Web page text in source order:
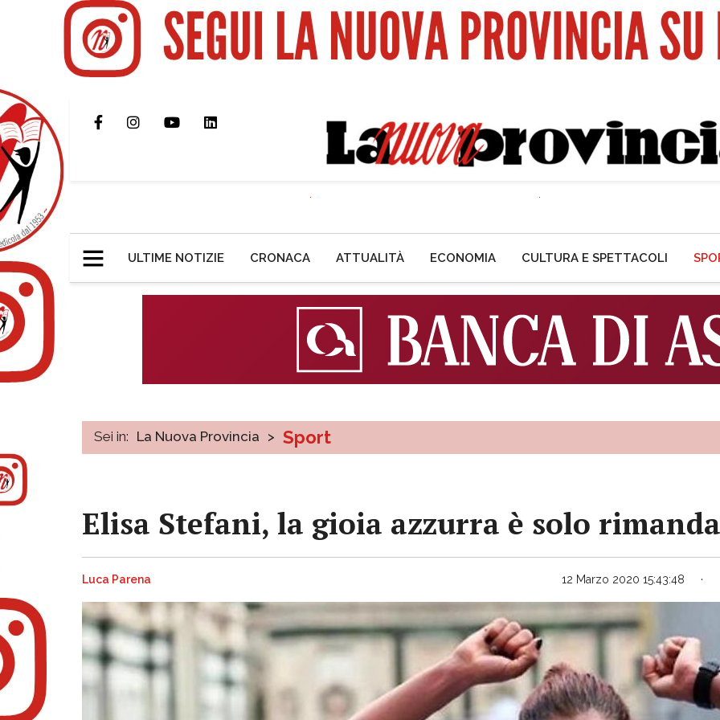
ULTIME NOTIZIE CRONACA ATTUALITÀ ECONOMIA CULTURA E SPETTACOLI
Sei in: La Nuova Provincia > Sport
Elisa Stefani, la gioia azzurra è solo
Luca Parena 12 Marzo 2020 15:43:48